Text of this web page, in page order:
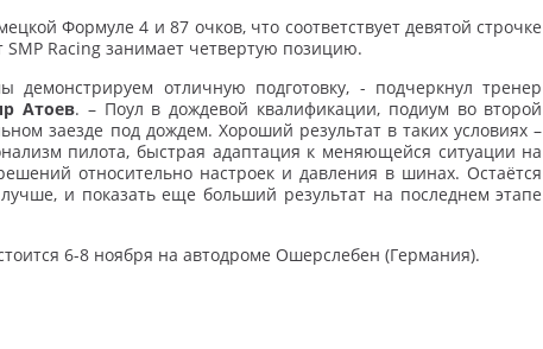
Формуле 4 и 87 очков, что соответствует девятой строчке
Racing занимает четвертую позицию.
демонстрируем отличную подготовку, - подчеркнул тренер
Атоев. – Поул в дождевой квалификации, подиум во второй
заезде под дождем. Хороший результат в таких условиях –
пилота, быстрая адаптация к меняющейся ситуации на
относительно настроек и давления в шинах. Остаётся
и показать еще больший результат на последнем этапе
6-8 ноября на автодроме Ошерслебен (Германия).